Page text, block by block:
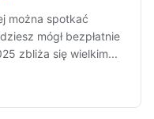
można spotkać
mógł bezpłatnie
zbliża się wielkim...